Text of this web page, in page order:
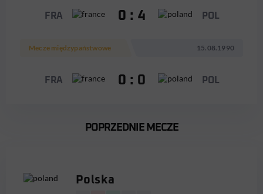
FRA 0 : 4 POL
Mecze międzypaństwowe 15.08.1990
FRA 0 : 0 POL
POPRZEDNIE MECZE
Polska